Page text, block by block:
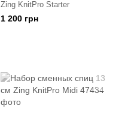
Zing KnitPro Starter
1 200 грн